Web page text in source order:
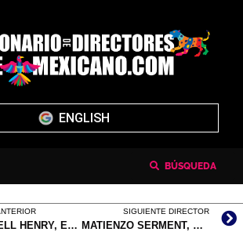
ENGLISH
BÚSQUEDA
MARTORELL HENRY, EDUARDO
SIGUIENTE DIRECTOR
MATIENZO SERMENT, CARLOS